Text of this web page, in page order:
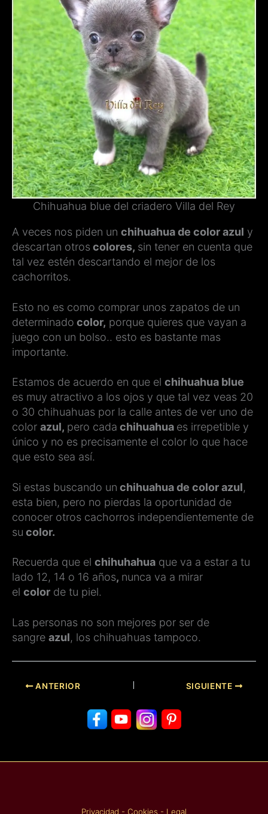
Chihuahua blue del criadero Villa del Rey
A veces nos piden un chihuahua de color azul y
descartan otros colores, sin tener en cuenta que
tal vez estén descartando el mejor de los
cachorritos.
Esto no es como comprar unos zapatos de un
determinado color, porque quieres que vayan a
juego con un bolso.. esto es bastante mas
importante.
Estamos de acuerdo en que el chihuahua blue
es muy atractivo a los ojos y que tal vez veas 20
o 30 chihuahuas por la calle antes de ver uno de
color azul, pero cada chihuahua es irrepetible y
único y no es precisamente el color lo que hace
que esto sea así.
Si estas buscando un chihuahua de color azul,
esta bien, pero no pierdas la oportunidad de
conocer otros cachorros independientemente de
su color.
Recuerda que el chihuhahua que va a estar a tu
lado 12, 14 o 16 años, nunca va a mirar
el color de tu piel.
Las personas no son mejores por ser de
sangre azul, los chihuahuas tampoco.
ANTERIOR SIGUIENTE
Privacidad - Cookies - Legal